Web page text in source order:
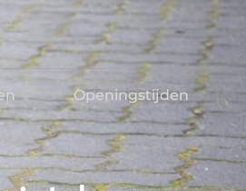
Openingstijden